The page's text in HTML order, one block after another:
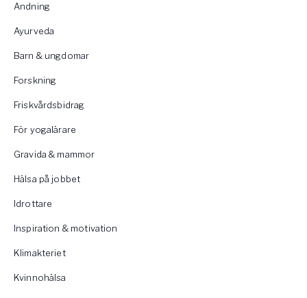
Andning
Ayurveda
Barn & ungdomar
Forskning
Friskvårdsbidrag
För yogalärare
Gravida & mammor
Hälsa på jobbet
Idrottare
Inspiration & motivation
Klimakteriet
Kvinnohälsa